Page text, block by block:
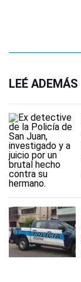
LEÉ ADEMÁS